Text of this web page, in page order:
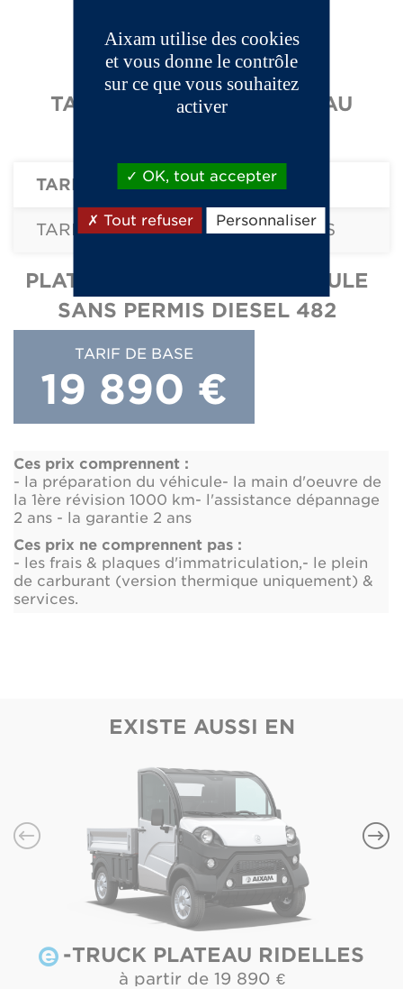
TARIFS - D-TRUCK PLATEAU
TARIF DE BASE
TARIF ÉQUIPEMENTS ET OPTIONS
PLATEAU RIDELLES - VÉHICULE
SANS PERMIS DIESEL 482
TARIF DE BASE
19 890 €
Ces prix comprennent :
- la préparation du véhicule- la main d'oeuvre de
la 1ère révision 1000 km- l'assistance dépannage
2 ans - la garantie 2 ans
Ces prix ne comprennent pas :
- les frais & plaques d'immatriculation,- le plein
de carburant (version thermique uniquement) &
services.
EXISTE AUSSI EN
-TRUCK PLATEAU RIDELLES
à partir de 19 890 €
Aixam utilise des cookies
et vous donne le contrôle
sur ce que vous souhaitez
activer
OK, tout accepter
Tout refuser Personnaliser